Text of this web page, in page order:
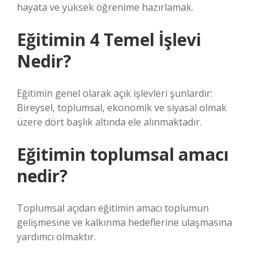
hayata ve yüksek öğrenime hazırlamak.
Eğitimin 4 Temel İşlevi
Nedir?
Eğitimin genel olarak açık işlevleri şunlardır:
Bireysel, toplumsal, ekonomik ve siyasal olmak
üzere dört başlık altında ele alınmaktadır.
Eğitimin toplumsal amacı
nedir?
Toplumsal açıdan eğitimin amacı toplumun
gelişmesine ve kalkınma hedeflerine ulaşmasına
yardımcı olmaktır.